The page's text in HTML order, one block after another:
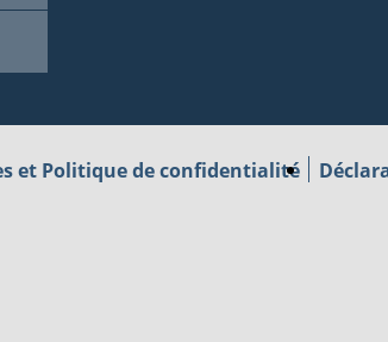
et Politique de confidentialité